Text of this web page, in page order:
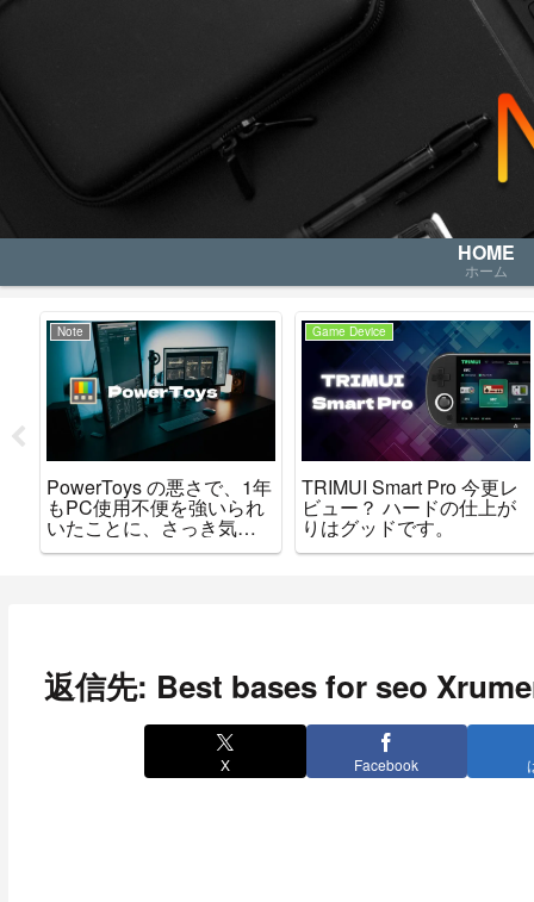
HOME
ホーム
Note
PowerToys の悪さで、1年
もPC使用不便を強いられ
いたことに、さっき気が
ついた。
Game Device
TRIMUI Smart Pro 今更レ
ビュー？ ハードの仕上が
りはグッドです。
返信先: Best bases for seo
X Facebook